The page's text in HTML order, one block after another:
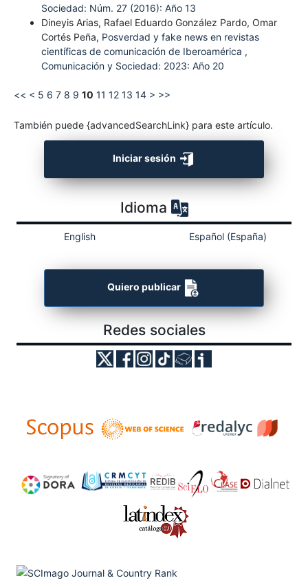
Sociedad: Núm. 27 (2016): Año 13
Dineyis Arias, Rafael Eduardo González Pardo, Omar
Cortés Peña, Posverdad y fake news en revistas
científicas de comunicación de Iberoamérica ,
Comunicación y Sociedad: 2023: Año 20
<< < 5 6 7 8 9 10 11 12 13 14 > >>
También puede {advancedSearchLink} para este artículo.
Iniciar sesión
Idioma
English Español (España)
Quiero publicar
Redes sociales